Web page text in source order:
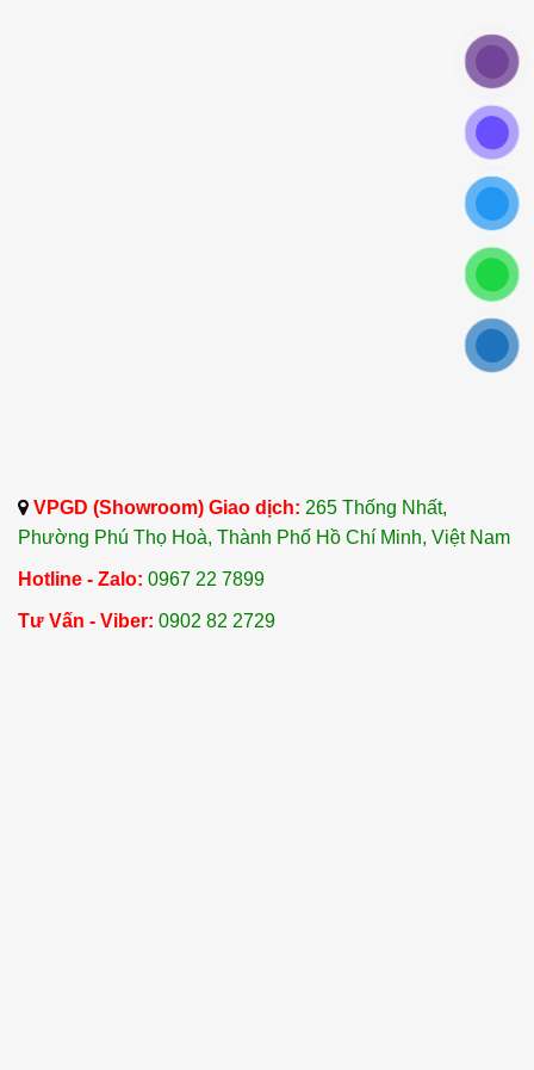
VPGD (Showroom) Giao dịch: 265 Thống Nhất,
Phường Phú Thọ Hoà, Thành Phố Hồ Chí Minh, Việt Nam
Hotline - Zalo: 0967 22 7899
Tư Vấn - Viber: 0902 82 2729